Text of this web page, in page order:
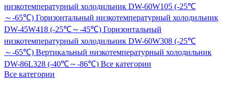
низкотемпературный холодильник DW-60W105 (-25℃
～-65℃) Горизонтальный низкотемпературный холодильник
DW-45W418 (-25℃～-45℃) Горизонтальный
низкотемпературный холодильник DW-60W308 (-25℃
～-65℃) Вертикальный низкотемпературный холодильник
DW-86L328 (-40℃～-86℃) Все категории
Все категории